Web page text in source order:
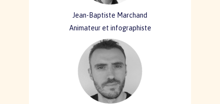
Jean-Baptiste Marchand
Animateur et infographiste